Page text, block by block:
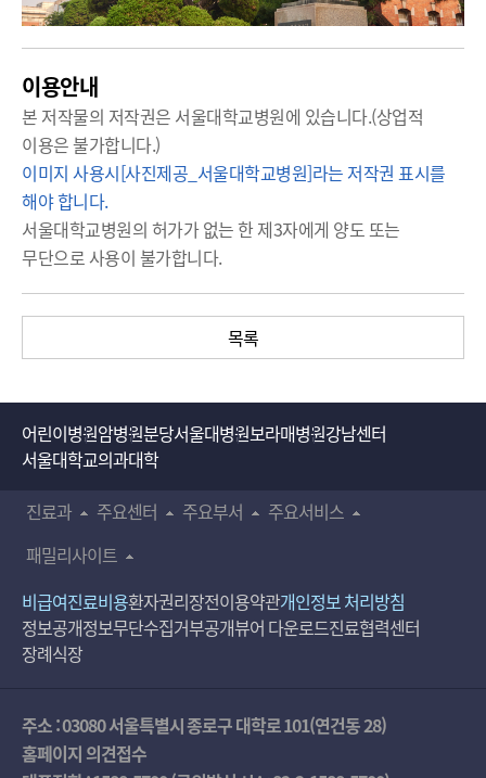
이용안내
본 저작물의 저작권은 서울대학교병원에 있습니다.(상업적
이용은 불가합니다.)
이미지 사용시[사진제공_서울대학교병원]라는 저작권 표시를
해야 합니다.
서울대학교병원의 허가가 없는 한 제3자에게 양도 또는
무단으로 사용이 불가합니다.
목록
어린이병원암병원분당서울대병원보라매병원강남센터
서울대학교의과대학
진료과
주요센터 주요부서
주요서비스
패밀리사이트
비급여진료비용환자권리장전이용약관개인정보 처리방침
정보공개정보무단수집거부공개뷰어 다운로드진료협력센터
장례식장
주소 : 03080 서울특별시 종로구 대학로 101(연건동 28)
홈페이지 의견접수